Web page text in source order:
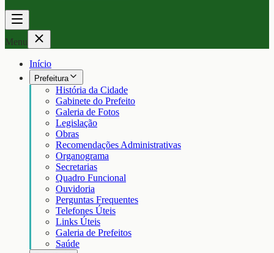
Menu
Início
Prefeitura
História da Cidade
Gabinete do Prefeito
Galeria de Fotos
Legislação
Obras
Recomendações Administrativas
Organograma
Secretarias
Quadro Funcional
Ouvidoria
Perguntas Frequentes
Telefones Úteis
Links Úteis
Galeria de Prefeitos
Saúde